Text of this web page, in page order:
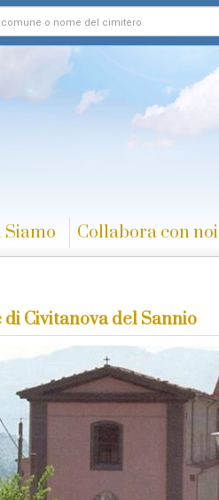
Siamo Collabora con noi
Civitanova del Sannio